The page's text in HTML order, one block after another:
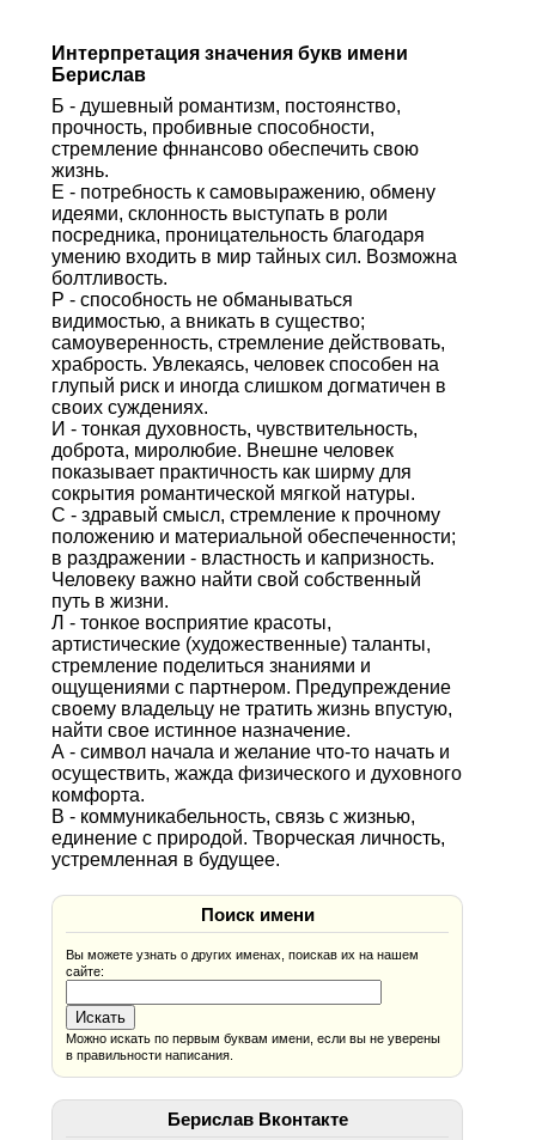
Интерпретация значения букв имени
Берислав
Б - душевный романтизм, постоянство,
прочность, пробивные способности,
стремление фннансово обеспечить свою
жизнь.
Е - потребность к самовыражению, обмену
идеями, склонность выступать в роли
посредника, проницательность благодаря
умению входить в мир тайных сил. Возможна
болтливость.
Р - способность не обманываться
видимостью, а вникать в существо;
самоуверенность, стремление действовать,
храбрость. Увлекаясь, человек способен на
глупый риск и иногда слишком догматичен в
своих суждениях.
И - тонкая духовность, чувствительность,
доброта, миролюбие. Внешне человек
показывает практичность как ширму для
сокрытия романтической мягкой натуры.
С - здравый смысл, стремление к прочному
положению и материальной обеспеченности;
в раздражении - властность и капризность.
Человеку важно найти свой собственный
путь в жизни.
Л - тонкое восприятие красоты,
артистические (художественные) таланты,
стремление поделиться знаниями и
ощущениями с партнером. Предупреждение
своему владельцу не тратить жизнь впустую,
найти свое истинное назначение.
А - символ начала и желание что-то начать и
осуществить, жажда физического и духовного
комфорта.
В - коммуникабельность, связь с жизнью,
единение с природой. Творческая личность,
устремленная в будущее.
Поиск имени
Вы можете узнать о других именах, поискав их на нашем
сайте:
Можно искать по первым буквам имени, если вы не уверены
в правильности написания.
Берислав Вконтакте